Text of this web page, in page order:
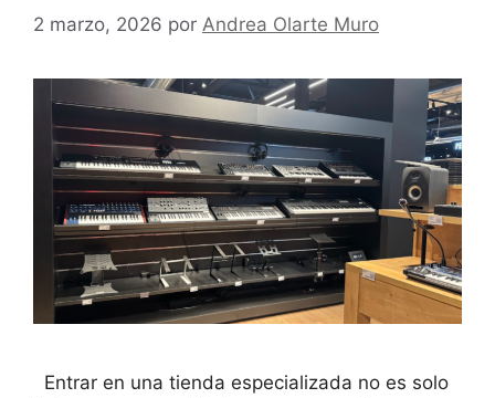
2 marzo, 2026 por Andrea Olarte Muro
Entrar en una tienda especializada no es solo